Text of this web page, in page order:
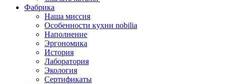
Фабрика
Наша миссия
Особенности кухни nobilia
Наполнение
Эргономика
История
Лаборатория
Экология
Сертификаты